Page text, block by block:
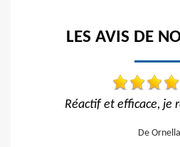
LES AVIS DE
je recommande !!
Travail